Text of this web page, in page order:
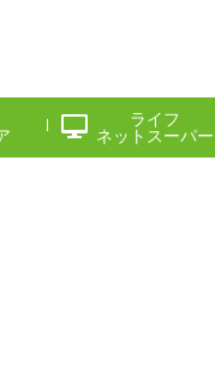
ライフ
ネットスーパー